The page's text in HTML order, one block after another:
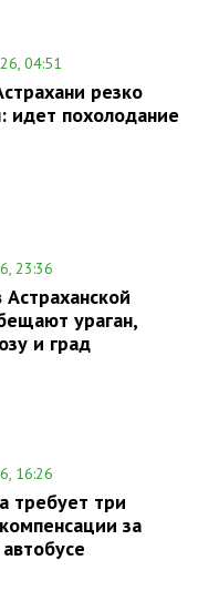
04:51
резко
идет похолодание
23:36
ураган,
и град
16:26
требует три
за